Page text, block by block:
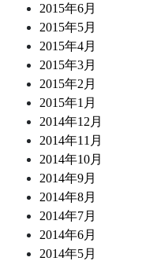
2015年6月
2015年5月
2015年4月
2015年3月
2015年2月
2015年1月
2014年12月
2014年11月
2014年10月
2014年9月
2014年8月
2014年7月
2014年6月
2014年5月